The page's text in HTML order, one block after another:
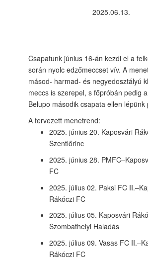
2025.06.13.
Csapatunk június 16-án kezdi el a
során nyolc edzőmeccset vív. A
másod- harmad- és negyedosztályú
meccs is szerepel, s főpróbán pedig
Belupo második csapata ellen lépünk
A tervezett menetrend:
2025. június 20. Kaposvári
Szentlőrinc
2025. június 28.
FC
2025. július 02. Paksi FC
Rákóczi FC
2025. július 05. Kaposvári
Szombathelyi Haladás
2025. július 09. Vasas FC
Rákóczi FC